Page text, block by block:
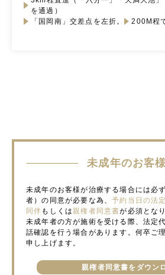
を通過）
「国岡南」交差点を左折。
200M程
未成年のお客
未成年のお客様が治療する場合には必
者）の同意が必要な為、予約当日の法
同伴 もしくは 親権者同意書が必須とな
未成年者の方が施術を受ける際、法定
話確認を行う場合があります。何卒ご
申し上げます。
親権者同意書をダウン